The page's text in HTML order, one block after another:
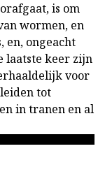
is om
wormen, en
en, ongeacht
laatste keer zijn
voor
tot
in tranen en al